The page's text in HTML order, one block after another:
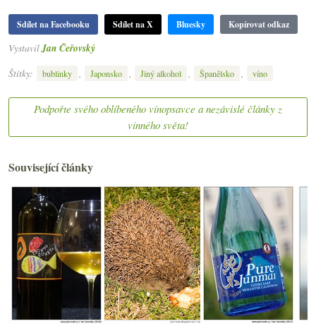
Sdílet na Facebooku Sdílet na X Bluesky Kopírovat odkaz
Vystavil Jan Čeřovský
Štítky:
bublinky , Japonsko , Jiný alkohol , Španělsko , víno
Podpořte svého oblíbeného vínopsavce a nezávislé články z
vinného světa!
Související články